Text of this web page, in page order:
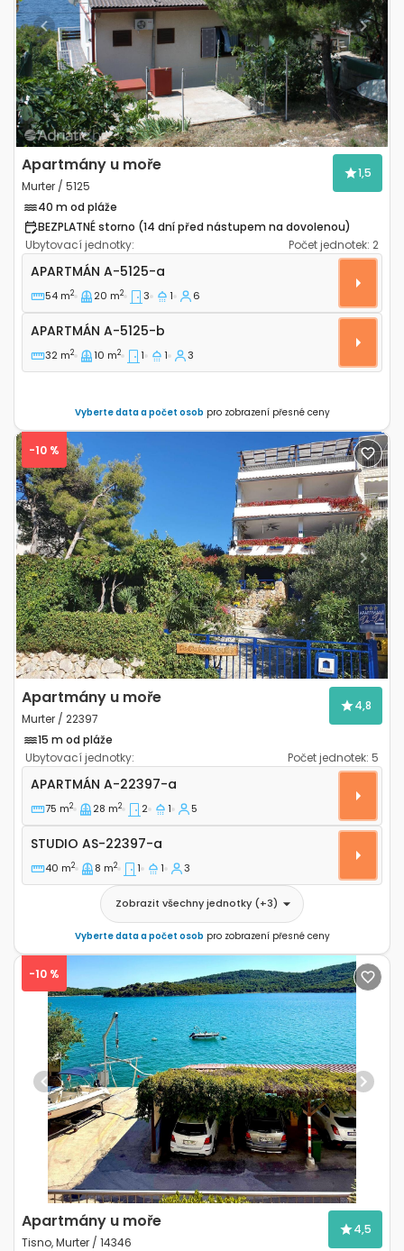
Previous Next
Apartmány u moře
Murter / 5125
1,5
40 m od pláže
BEZPLATNÉ storno (14 dní před nástupem na dovolenou)
Ubytovací jednotky:
Počet jednotek: 2
Třípokojový apartmán Murter A-5125-a
APARTMÁN A-5125-a
54 m2 20 m2 3 1 6
Apartmán A-5125-b
APARTMÁN A-5125-b
32 m2 10 m2 1 1 3
Vyberte data a počet osob pro zobrazení přesné ceny
Previous Next
-10 %
Apartmány u moře
Murter / 22397
4,8
15 m od pláže
Ubytovací jednotky:
Počet jednotek: 5
Dvoupokojový apartmán Murter A-22397-a
APARTMÁN A-22397-a
75 m2 28 m2 2 1 5
Studio AS-22397-a
STUDIO AS-22397-a
40 m2 8 m2 1 1 3
Zobrazit všechny jednotky (+3)
Vyberte data a počet osob pro zobrazení přesné ceny
Previous Next
-10 %
Apartmány u moře
Tisno, Murter / 14346
4,5